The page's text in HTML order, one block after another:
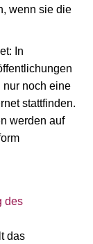
wenn sie die
In
noch eine
stattfinden.
werden auf
des
das